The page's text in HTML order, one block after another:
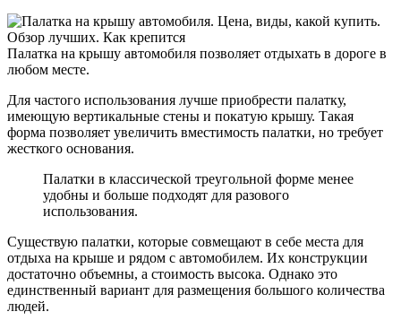
Палатка на крышу автомобиля позволяет отдыхать в дороге в
любом месте.
Для частого использования лучше приобрести палатку,
имеющую вертикальные стены и покатую крышу. Такая
форма позволяет увеличить вместимость палатки, но требует
жесткого основания.
Палатки в классической треугольной форме менее
удобны и больше подходят для разового
использования.
Существую палатки, которые совмещают в себе места для
отдыха на крыше и рядом с автомобилем. Их конструкции
достаточно объемны, а стоимость высока. Однако это
единственный вариант для размещения большого количества
людей.